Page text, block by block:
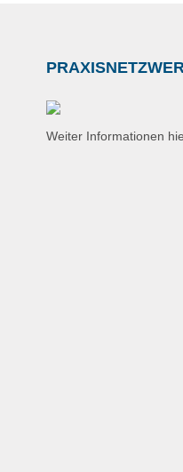
Weiter Informationen